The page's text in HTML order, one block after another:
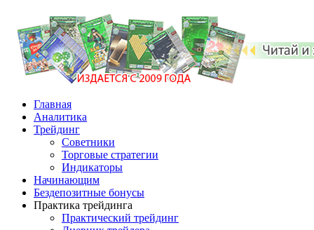
Главная
Аналитика
Трейдинг
Советники
Торговые стратегии
Индикаторы
Начинающим
Бездепозитные бонусы
Практика трейдинга
Практический трейдинг